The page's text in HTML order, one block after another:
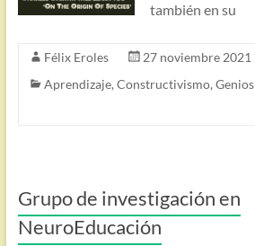
también en su
Félix Eroles
27 noviembre 2021
Aprendizaje, Constructivismo, Genios
Grupo de investigación en
NeuroEducación